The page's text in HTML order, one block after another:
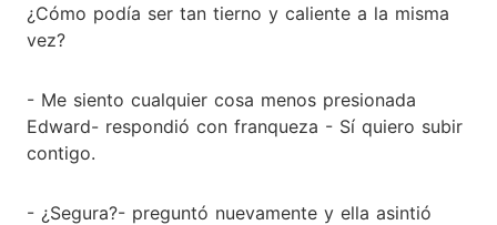
¿Cómo podía ser tan tierno y caliente a la misma
vez?
- Me siento cualquier cosa menos presionada
Edward- respondió con franqueza - Sí quiero subir
contigo.
- ¿Segura?- preguntó nuevamente y ella asintió